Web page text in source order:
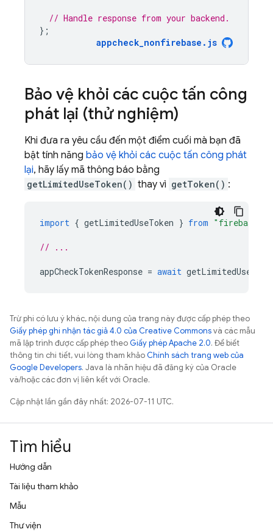
// Handle response from your backend.
};
appcheck_nonfirebase . js
Bảo vệ khỏi các cuộc tấn công
phát lại (thử nghiệm)
Khi đưa ra yêu cầu đến một điểm cuối mà bạn đã
bật tính năng bảo vệ khỏi các cuộc tấn công phát
lại, hãy lấy mã thông báo bằng
getLimitedUseToken() thay vì getToken() :
import { getLimitedUseToken } from "firebase/
// ...
appCheckTokenResponse = await
Trừ phi có lưu ý khác, nội dung của trang này được cấp phép theo
Giấy phép ghi nhận tác giả 4.0 của Creative Commonsvà các mẫu
mã lập trình được cấp phép theoGiấy phép Apache 2.0. Để biết
thông tin chi tiết, vui lòng tham khảoChính sách trang web của
Google Developers. Java là nhãn hiệu đã đăng ký của Oracle
và/hoặc các đơn vị liên kết với Oracle.
Cập nhật lần gần đây nhất: 2026-07-11 UTC.
Tìm hiểu
Hướng dẫn
Tài liệu tham khảo
Mẫu
Thư viện